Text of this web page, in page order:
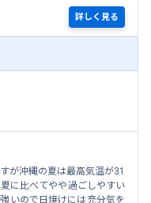
詳しく見る
が沖縄の夏は最高気温が31
に比べてやや過ごしやすい
いので日焼けには充分気を